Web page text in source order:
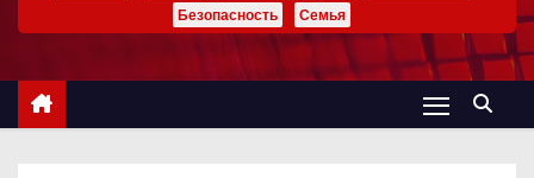
ж
Безопасность
Семья